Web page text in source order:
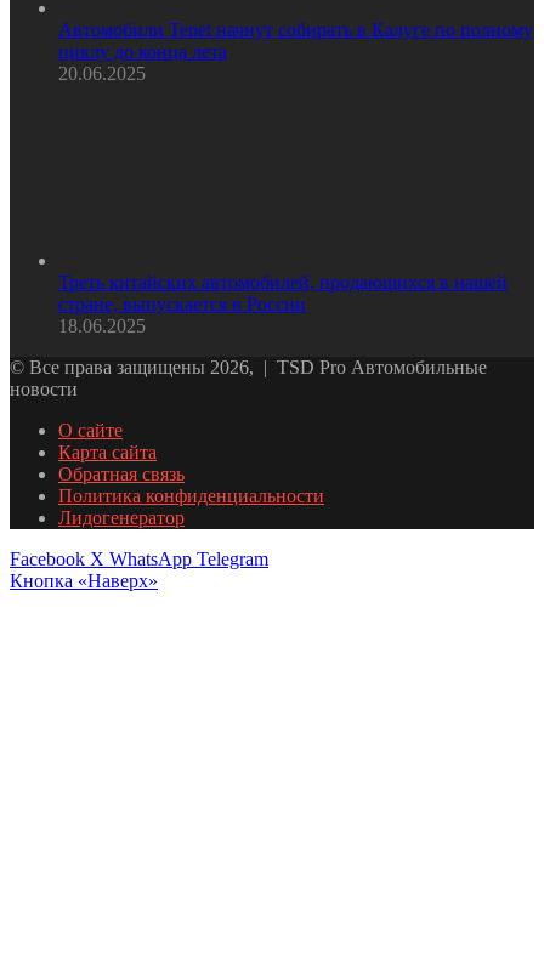
Автомобили Tenet начнут собирать в Калуге по полному
циклу до конца лета
20.06.2025
Треть китайских автомобилей, продающихся в нашей
стране, выпускается в России
18.06.2025
© Все права защищены 2026, | TSD Pro Автомобильные
новости
О сайте
Карта сайта
Обратная связь
Политика конфиденциальности
Лидогенератор
Facebook X WhatsApp Telegram
Кнопка «Наверх»